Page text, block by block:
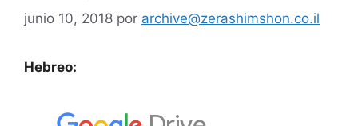
junio 10, 2018 por archive@zerashimshon.co.il
Hebreo: